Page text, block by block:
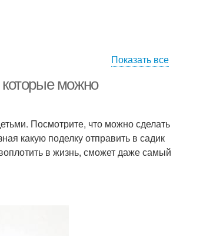
Показать все
которые можно
Посмотрите, что можно сделать
какую поделку отправить в садик
в жизнь, сможет даже самый